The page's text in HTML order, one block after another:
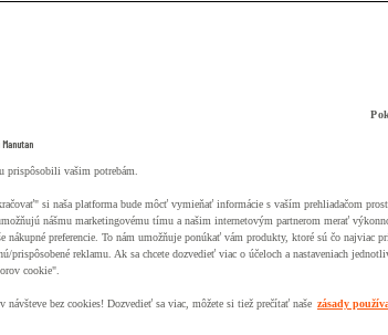
prispôsobili vašim potrebám.
si naša platforma bude môcť vymieňať informácie s vaším prehliadačom
nášmu marketingovému tímu a našim internetovým partnerom merať
nákupné preferencie. To nám umožňuje ponúkať vám produkty, ktoré sú čo najviac
prispôsobené reklamu. Ak sa chcete dozvedieť viac o účeloch a nastaveniach
cookie".
návšteve bez cookies! Dozvedieť sa viac, môžete si tiež prečítať naše zásady